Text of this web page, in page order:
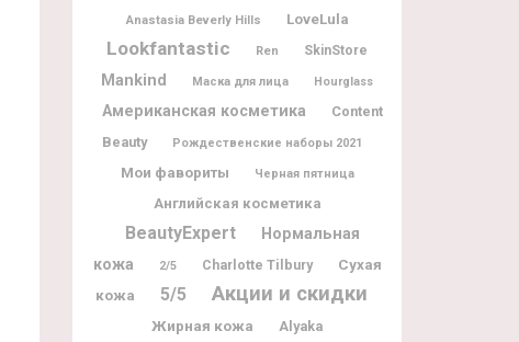
Anastasia Beverly Hills LoveLula
Lookfantastic Ren SkinStore
Mankind Маска для лица Hourglass
Американская косметика
Content
Beauty
Рождественские наборы 2021
Мои фавориты Черная пятница
Английская косметика
BeautyExpert
Нормальная
кожа
2/5 Charlotte Tilbury
Сухая
кожа
5/5 Акции и скидки
Жирная кожа Alyaka